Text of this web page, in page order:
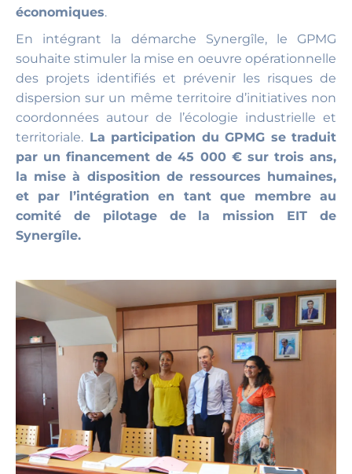
économiques.
En intégrant la démarche Synergîle, le GPMG
souhaite stimuler la mise en oeuvre opérationnelle
des projets identifiés et prévenir les risques de
dispersion sur un même territoire d’initiatives non
coordonnées autour de l’écologie industrielle et
territoriale. La participation du GPMG se traduit
par un financement de 45 000 € sur trois ans,
la mise à disposition de ressources humaines,
et par l’intégration en tant que membre au
comité de pilotage de la mission EIT de
Synergîle.